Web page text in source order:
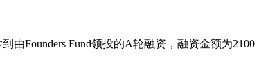
由Founders Fund领投的A轮融资，融资金额为2100